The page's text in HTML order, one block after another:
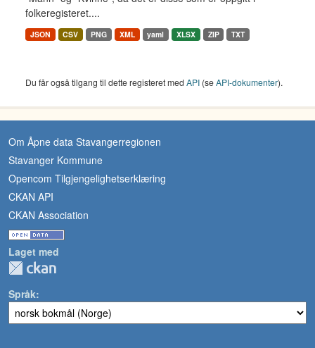
folkeregisteret....
JSON CSV PNG XML yaml XLSX ZIP TXT
Du får også tilgang til dette registeret med API (seAPI-dokumenter).
Om Åpne data Stavangerregionen
Stavanger Kommune
Opencom Tilgjengelighetserklæring
CKAN API
CKAN Association
Laget med
Språk